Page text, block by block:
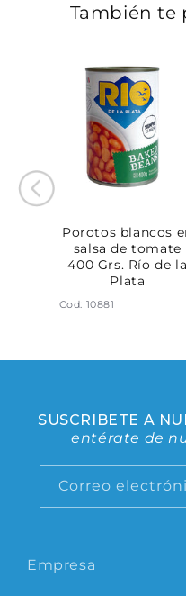
También te
Porotos blancos
salsa de tomate
400 Grs. Río de la
Plata
Cod: 10881
Empresa
SUSCRIBETE A
entérate de
Correo